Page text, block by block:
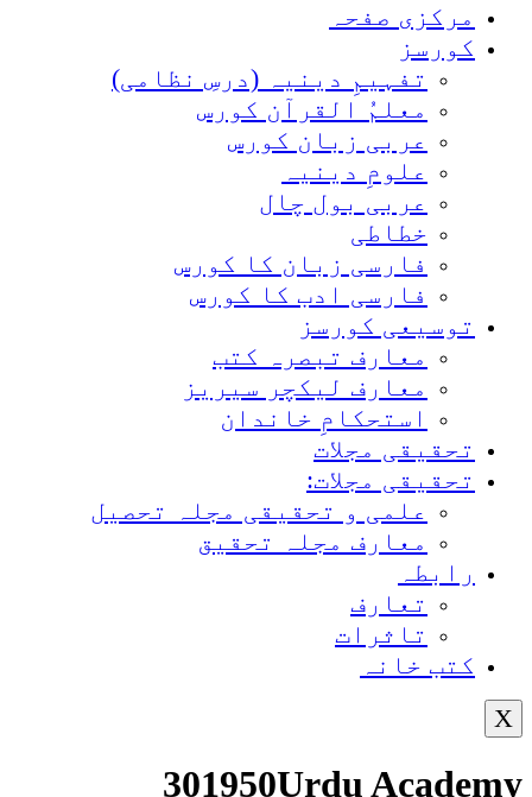
مرکزی صفحہ
کورسز
تفہیمِ دینیہ (درسِ نظامی)
معلمُ القرآن کورس
عربی زبان کورس
علومِ دینیہ
عربی بول چال
خطاطی
فارسی زبان کا کورس
فارسی ادب کا کورس
توسیعی کورسز
معارف تبصرہ کتب
معارف لیکچر سیریز
استحکامِ خاندان
تحقیقی مجلات
تحقیقی مجلات:
علمی و تحقیقی مجلہ تحصیل
معارف مجلہ تحقیق
رابطہ
تعارف
تاثرات
کتب خانہ
X
301950Urdu Academy